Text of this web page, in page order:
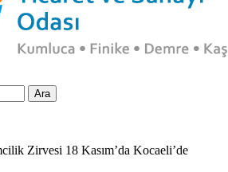
Zirvesi 18 Kasım’da Kocaeli’de